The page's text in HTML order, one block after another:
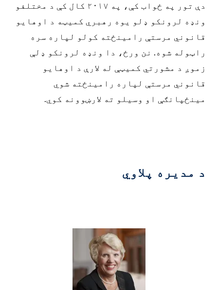
دې تور په ځواب کې، په ۲۰۱۷ کال کې د مختلفو
ونډه لرونکو ډلو یوه رهبري کمیټه د اوهایو
قانوني مرستې رامینځته کولو لپاره سره
راټوله شوه. نن ورځ، دا ونډه لرونکو ډلې
زموږ د مشورتي کمیټې له لارې د اوهایو
قانوني مرستې لپاره رامینځته شوي
مینځپانګې او وسیلو ته لارښوونه کوي.
د مدیره پلاوي